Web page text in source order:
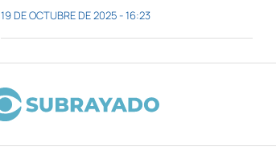
19 DE OCTUBRE DE 2025 - 16:23